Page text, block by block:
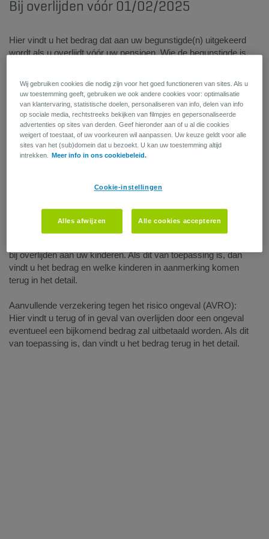
​Bij overlijden vóór 01/02/2025
Hier vindt u het bedrag dat aan uw begunstigde(n) uitgekeerd
wordt als u overlijdt vóór uw pensioen. Wie de begunstigde is,
te vullen.
Het vermelde bedrag is een brutobedrag dat verminderd wordt
met sociale en fiscale afhoudingen, en dat net als het kapitaal bij
leven kan evolueren.
Meer informatie overde fiscaliteit, de aangifte aan de
Opgelet: als het bedrag bij overlijden = 0,00 EUR, dan bent u
bedrag uitbetaald.
bij overlijden aan uw kinderen. Als dit van toepassing is, dan
vindt u het bedrag en welke kinderen in aanmerking komen
terug in het detail.
Aanvullende verzekering tegen het risico ongeval (AVRO):
Hier vindt u terug of in geval van overlijden door een ongeval
eventueel een bijkomend bedrag zal uitbetaald worden. Als dit
van toepassing is, dan vindt u het bedrag terug in het detail.
Wij gebruiken cookies die nodig zijn voor het goed functioneren van sites. Als u
uw toestemming geeft, gebruiken we ook andere cookies voor: optimalisatie
van klantervaring, statistische doelen, personaliseren van info, delen van info
op sociale media, rechtstreeks bekijken van filmpjes en gepersonaliseerde
advertenties op sites van derden. Geef hieronder aan of u al die cookies
weigert of toestaat, of uw voorkeuren wil aanpassen. Uw keuze geldt voor alle
sites van het (sub)domein dat u bezoekt. U kan uw toestemming altijd
intrekken. Meer info in ons cookiebeleid.
Cookie-instellingen
Alles afwijzen Alle cookies accepteren